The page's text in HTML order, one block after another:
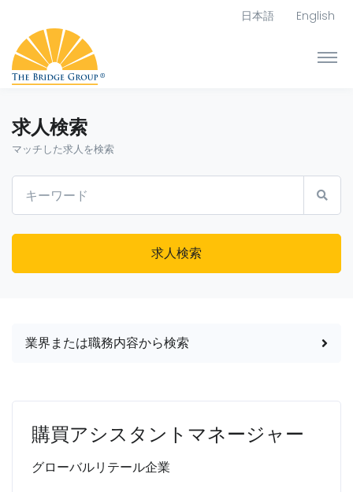
日本語 English
求人検索
マッチした求人を検索
求人検索
業界または職務内容から検索
購買アシスタントマネージャー
グローバルリテール企業